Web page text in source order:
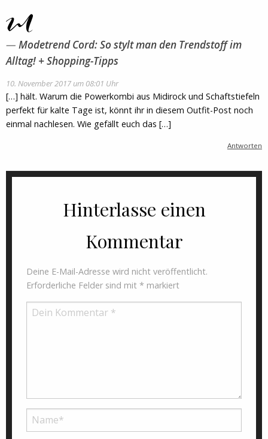
Modetrend Cord: So stylt man den Trendstoff im
Alltag! + Shopping-Tipps
10. November 2017 um 08:01 Uhr
[…] hält. Warum die Powerkombi aus Midirock und Schaftstiefeln
perfekt für kalte Tage ist, könnt ihr in diesem Outfit-Post noch
einmal nachlesen. Wie gefällt euch das […]
Antworten
Hinterlasse einen
Kommentar
Deine E-Mail-Adresse wird nicht veröffentlicht.
Erforderliche Felder sind mit * markiert